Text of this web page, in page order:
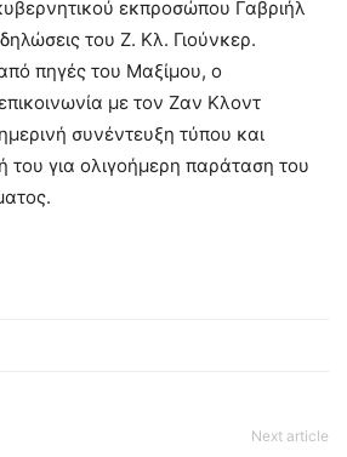
εκπροσώπου Γαβριήλ
του Ζ. Κλ. Γιούνκερ.
πηγές του Μαξίμου, ο
με τον Ζαν Κλοντ
συνέντευξη τύπου και
του για ολιγοήμερη παράταση του
Next article